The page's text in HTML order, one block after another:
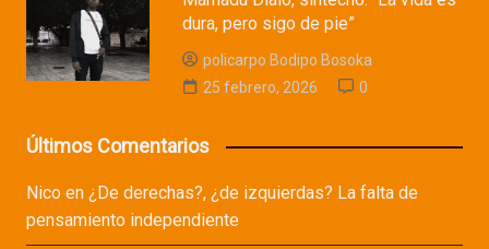
dura, pero sigo de pie”
policarpo Bodipo Bosoka
25 febrero, 2026
0
Últimos Comentarios
Nicoen ¿De derechas?, ¿de izquierdas? La falta de
pensamiento independiente